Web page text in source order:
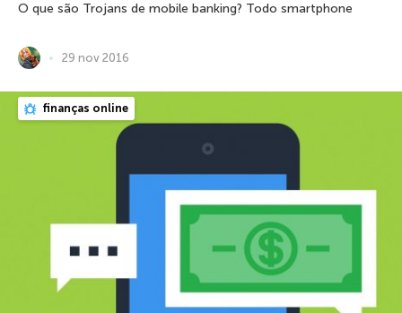
O que são Trojans de mobile banking? Todo smartphone
29 nov 2016
finanças online